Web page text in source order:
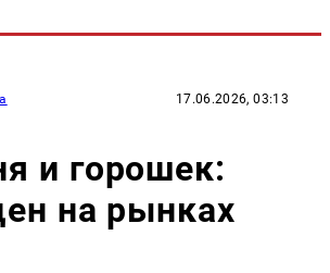
17.06.2026, 03:13
и горошек:
на рынках